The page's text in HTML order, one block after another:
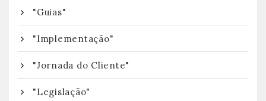
"Guias"
"Implementação"
"Jornada do Cliente"
"Legislação"